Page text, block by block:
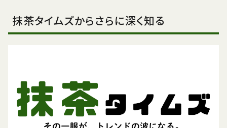
抹茶タイムズからさらに深く知る